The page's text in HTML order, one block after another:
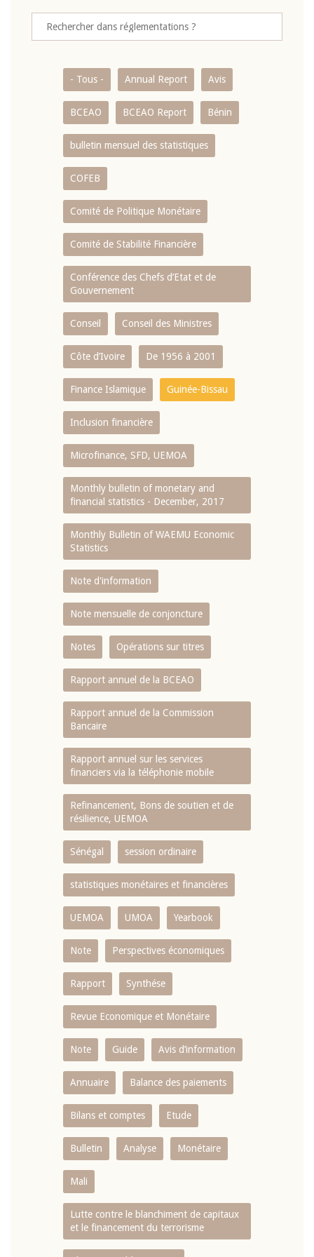
- Tous - Annual Report Avis
BCEAO BCEAO Report Bénin
bulletin mensuel des statistiques
COFEB
Comité de Politique Monétaire
Comité de Stabilité Financière
Conférence des Chefs d’Etat et de
Gouvernement
Conseil Conseil des Ministres
Côte d’Ivoire De 1956 à 2001
Finance Islamique Guinée-Bissau
Inclusion financière
Microfinance, SFD, UEMOA
Monthly bulletin of monetary and
financial statistics - December, 2017
Monthly Bulletin of WAEMU Economic
Statistics
Note d'information
Note mensuelle de conjoncture
Notes Opérations sur titres
Rapport annuel de la BCEAO
Rapport annuel de la Commission
Bancaire
Rapport annuel sur les services
financiers via la téléphonie mobile
Refinancement, Bons de soutien et de
résilience, UEMOA
Sénégal session ordinaire
statistiques monétaires et financières
UEMOA UMOA Yearbook
Note Perspectives économiques
Rapport Synthése
Revue Economique et Monétaire
Note Guide Avis d’information
Annuaire Balance des paiements
Bilans et comptes Etude
Bulletin Analyse Monétaire
Mali
Lutte contre le blanchiment de capitaux
et le financement du terrorisme